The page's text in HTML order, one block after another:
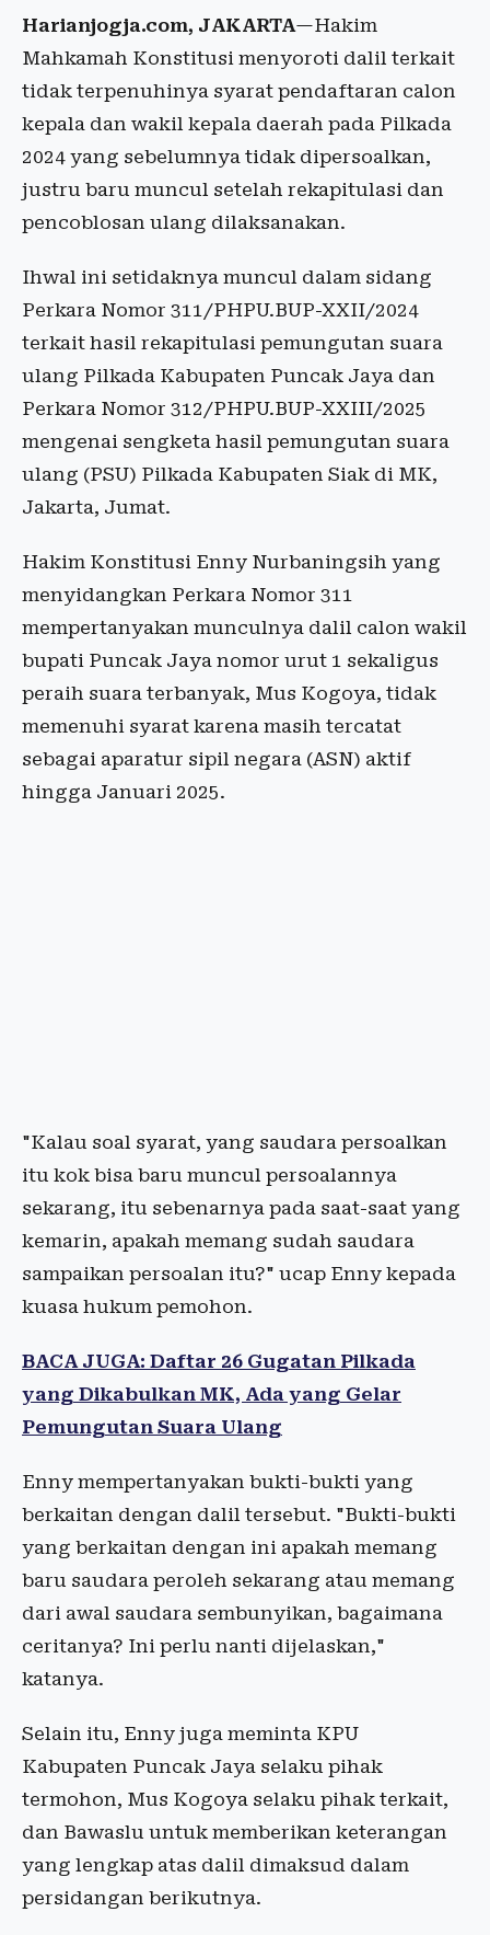
Harianjogja.com, JAKARTA—Hakim
Mahkamah Konstitusi menyoroti dalil terkait
tidak terpenuhinya syarat pendaftaran calon
kepala dan wakil kepala daerah pada Pilkada
2024 yang sebelumnya tidak dipersoalkan,
justru baru muncul setelah rekapitulasi dan
pencoblosan ulang dilaksanakan.
Ihwal ini setidaknya muncul dalam sidang
Perkara Nomor 311/PHPU.BUP-XXII/2024
terkait hasil rekapitulasi pemungutan suara
ulang Pilkada Kabupaten Puncak Jaya dan
Perkara Nomor 312/PHPU.BUP-XXIII/2025
mengenai sengketa hasil pemungutan suara
ulang (PSU) Pilkada Kabupaten Siak di MK,
Jakarta, Jumat.
Hakim Konstitusi Enny Nurbaningsih yang
menyidangkan Perkara Nomor 311
mempertanyakan munculnya dalil calon wakil
bupati Puncak Jaya nomor urut 1 sekaligus
peraih suara terbanyak, Mus Kogoya, tidak
memenuhi syarat karena masih tercatat
sebagai aparatur sipil negara (ASN) aktif
hingga Januari 2025.
"Kalau soal syarat, yang saudara persoalkan
itu kok bisa baru muncul persoalannya
sekarang, itu sebenarnya pada saat-saat yang
kemarin, apakah memang sudah saudara
sampaikan persoalan itu?" ucap Enny kepada
kuasa hukum pemohon.
BACA JUGA: Daftar 26 Gugatan Pilkada
yang Dikabulkan MK, Ada yang Gelar
Pemungutan Suara Ulang
Enny mempertanyakan bukti-bukti yang
berkaitan dengan dalil tersebut. "Bukti-bukti
yang berkaitan dengan ini apakah memang
baru saudara peroleh sekarang atau memang
dari awal saudara sembunyikan, bagaimana
ceritanya? Ini perlu nanti dijelaskan,"
katanya.
Selain itu, Enny juga meminta KPU
Kabupaten Puncak Jaya selaku pihak
termohon, Mus Kogoya selaku pihak terkait,
dan Bawaslu untuk memberikan keterangan
yang lengkap atas dalil dimaksud dalam
persidangan berikutnya.